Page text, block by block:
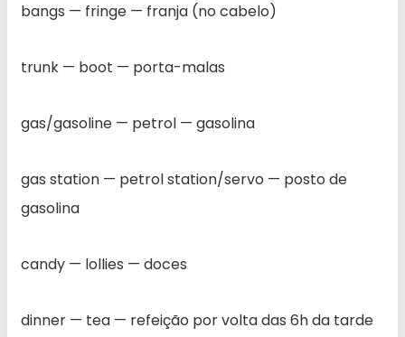
bangs — fringe — franja (no cabelo)
trunk — boot — porta-malas
gas/gasoline — petrol — gasolina
gas station — petrol station/servo — posto de
gasolina
candy — lollies — doces
dinner — tea — refeição por volta das 6h da tarde